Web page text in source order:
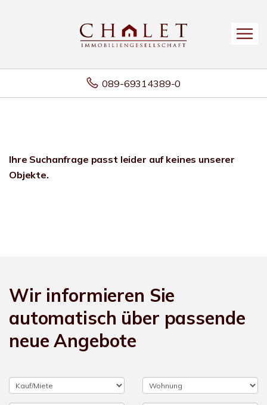
089-69314389-0
Ihre Suchanfrage passt leider auf keines unserer
Objekte.
Wir informieren Sie
automatisch über passende
neue Angebote